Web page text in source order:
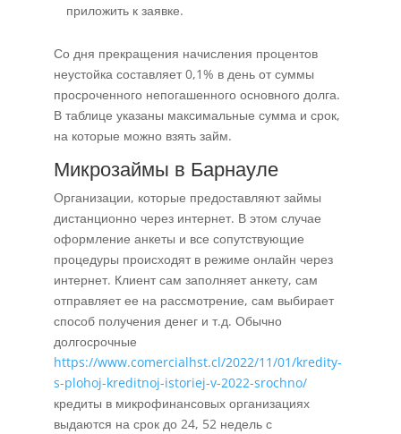
приложить к заявке.
Со дня прекращения начисления процентов
неустойка составляет 0,1% в день от суммы
просроченного непогашенного основного долга.
В таблице указаны максимальные сумма и срок,
на которые можно взять займ.
Микрозаймы в Барнауле
Организации, которые предоставляют займы
дистанционно через интернет. В этом случае
оформление анкеты и все сопутствующие
процедуры происходят в режиме онлайн через
интернет. Клиент сам заполняет анкету, сам
отправляет ее на рассмотрение, сам выбирает
способ получения денег и т.д. Обычно
долгосрочные
https://www.comercialhst.cl/2022/11/01/kredity-
s-plohoj-kreditnoj-istoriej-v-2022-srochno/
кредиты в микрофинансовых организациях
выдаются на срок до 24, 52 недель с